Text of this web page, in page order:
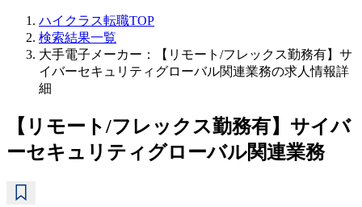
ハイクラス転職TOP
検索結果一覧
大手電子メーカー：【リモート/フレックス勤務有】サ
イバーセキュリティグローバル関連業務の求人情報詳
細
【リモート/フレックス勤務有】サイバ
ーセキュリティグローバル関連業務